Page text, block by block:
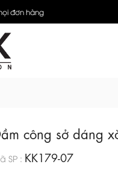
đơn hàng
công sở dáng
SP : KK179-07